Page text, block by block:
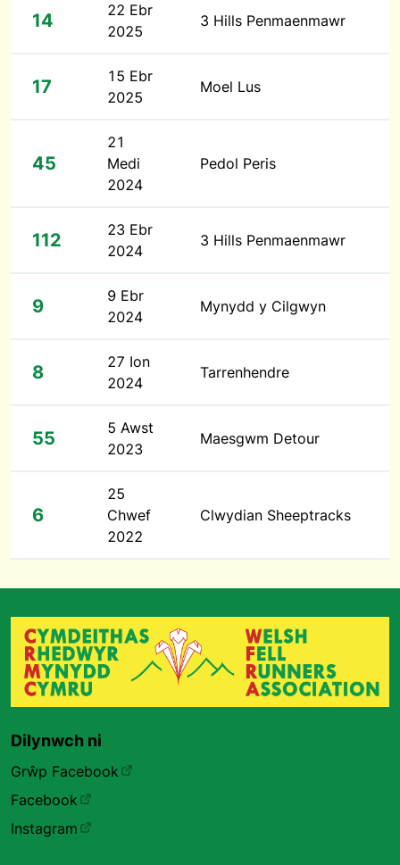
14
22 Ebr
2025
3 Hills Penmaenmawr
17
15 Ebr
2025
Moel Lus
45
21
Medi
2024
Pedol Peris
112
23 Ebr
2024
3 Hills Penmaenmawr
9
9 Ebr
2024
Mynydd y Cilgwyn
8
27 Ion
2024
Tarrenhendre
55
5 Awst
2023
Maesgwm Detour
6
25
Chwef
2022
Clwydian Sheeptracks
Dilynwch ni
Grŵp Facebook
Facebook
Instagram